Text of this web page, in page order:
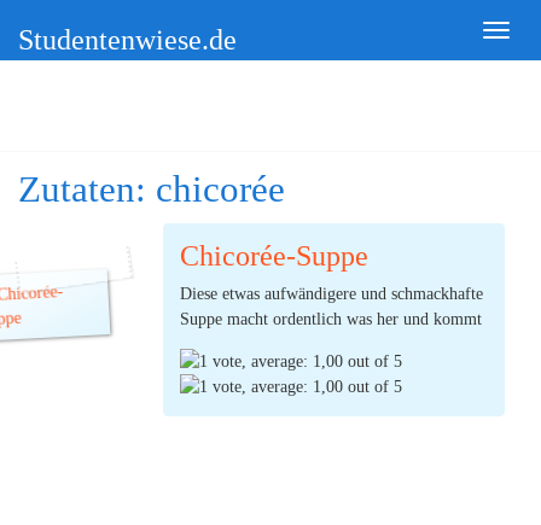
Studentenwiese.de
Zutaten: chicorée
Chicorée-Suppe
Diese etwas aufwändigere und schmackhafte
Suppe macht ordentlich was her und kommt
Studenten-Putelässt sich daraus ein
besonderes 2-Gänge-Menü für vier Personen
zubereiten.